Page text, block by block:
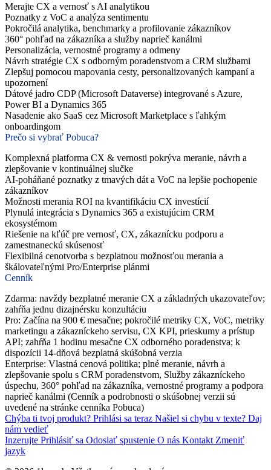
Merajte CX a vernosť s AI analytikou
Poznatky z VoC a analýza sentimentu
Pokročilá analytika, benchmarky a profilovanie zákazníkov
360° pohľad na zákazníka a služby naprieč kanálmi
Personalizácia, vernostné programy a odmeny
Návrh stratégie CX s odborným poradenstvom a CRM službami
Zlepšuj pomocou mapovania cesty, personalizovaných kampaní a
upozornení
Dátové jadro CDP (Microsoft Dataverse) integrované s Azure,
Power BI a Dynamics 365
Nasadenie ako SaaS cez Microsoft Marketplace s ľahkým
onboardingom
Prečo si vybrať Pobuca?
Komplexná platforma CX & vernosti pokrýva meranie, návrh a
zlepšovanie v kontinuálnej slučke
AI-poháňané poznatky z tmavých dát a VoC na lepšie pochopenie
zákazníkov
Možnosti merania ROI na kvantifikáciu CX investícií
Plynulá integrácia s Dynamics 365 a existujúcim CRM
ekosystémom
Riešenie na kľúč pre vernosť, CX, zákaznícku podporu a
zamestnaneckú skúsenosť
Flexibilná cenotvorba s bezplatnou možnosťou merania a
škálovateľnými Pro/Enterprise plánmi
Cenník
Zdarma: navždy bezplatné meranie CX a základných ukazovateľov;
zahŕňa jednu dizajnérsku konzultáciu
Pro: Začína na 900 € mesačne; pokročilé metriky CX, VoC, metriky
marketingu a zákazníckeho servisu, CX KPI, prieskumy a prístup
API; zahŕňa 1 hodinu mesačne CX odborného poradenstva; k
dispozícii 14-dňová bezplatná skúšobná verzia
Enterprise: Vlastná cenová politika; plné meranie, návrh a
zlepšovanie spolu s CRM poradenstvom, Služby zákazníckeho
úspechu, 360° pohľad na zákazníka, vernostné programy a podpora
naprieč kanálmi (Cenník a podrobnosti o skúšobnej verzii sú
uvedené na stránke cenníka Pobuca)
Chýba ti tvoj produkt? Prihlási sa teraz Našiel si chybu v texte? Daj
nám vedieť
Inzerujte Prihlásiť sa Odoslať spustenie O nás Kontakt Zmeniť
jazyk